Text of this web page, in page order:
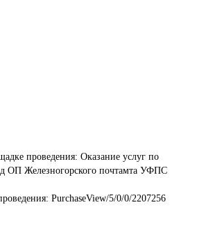
проведения: Оказание услуг по
ОП Железногорского почтамта УФПС
PurchaseView/5/0/0/2207256